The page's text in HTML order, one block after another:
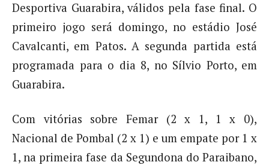
Desportiva Guarabira, válidos pela fase final. O
primeiro jogo será domingo, no estádio José
Cavalcanti, em Patos. A segunda partida está
programada para o dia 8, no Sílvio Porto, em
Guarabira.
Com vitórias sobre Femar (2 x 1, 1 x 0),
Nacional de Pombal (2 x 1) e um empate por 1 x
1, na primeira fase da Segundona do Paraibano,